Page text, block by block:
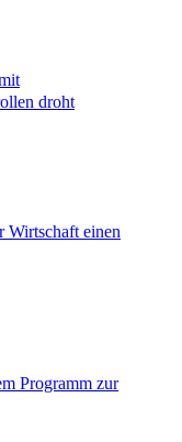
droht
Wirtschaft einen
Programm zur